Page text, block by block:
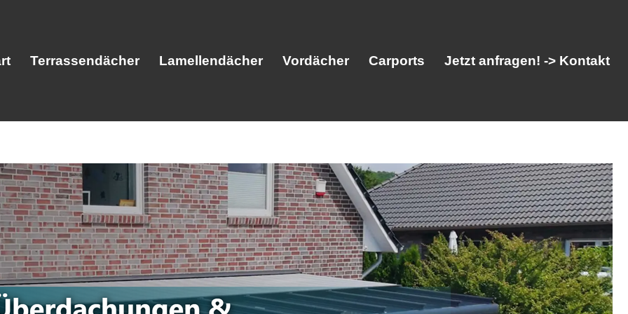
Terrassendächer Lamellendächer Vordächer Carports Jetzt anfragen! -> Kontakt